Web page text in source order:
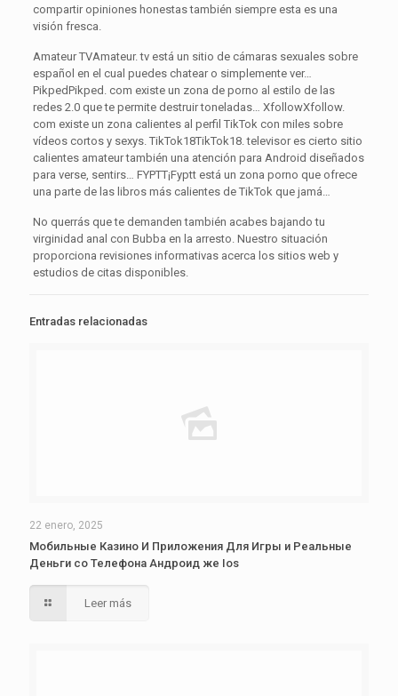
compartir opiniones honestas también siempre esta es una
visión fresca.
Amateur TVAmateur. tv está un sitio de cámaras sexuales sobre
español en el cual puedes chatear o simplemente ver…
PikpedPikped. com existe un zona de porno al estilo de las
redes 2.0 que te permite destruir toneladas… XfollowXfollow.
com existe un zona calientes al perfil TikTok con miles sobre
vídeos cortos y sexys. TikTok18TikTok18. televisor es cierto sitio
calientes amateur también una atención para Android diseñados
para verse, sentirs… FYPTT¡Fyptt está un zona porno que ofrece
una parte de las libros más calientes de TikTok que jamá…
No querrás que te demanden también acabes bajando tu
virginidad anal con Bubba en la arresto. Nuestro situación
proporciona revisiones informativas acerca los sitios web y
estudios de citas disponibles.
Entradas relacionadas
22 enero, 2025
Мобильные Казино И Приложения Для Игры и Реальные
Деньги со Телефона Андроид же Ios
Leer más